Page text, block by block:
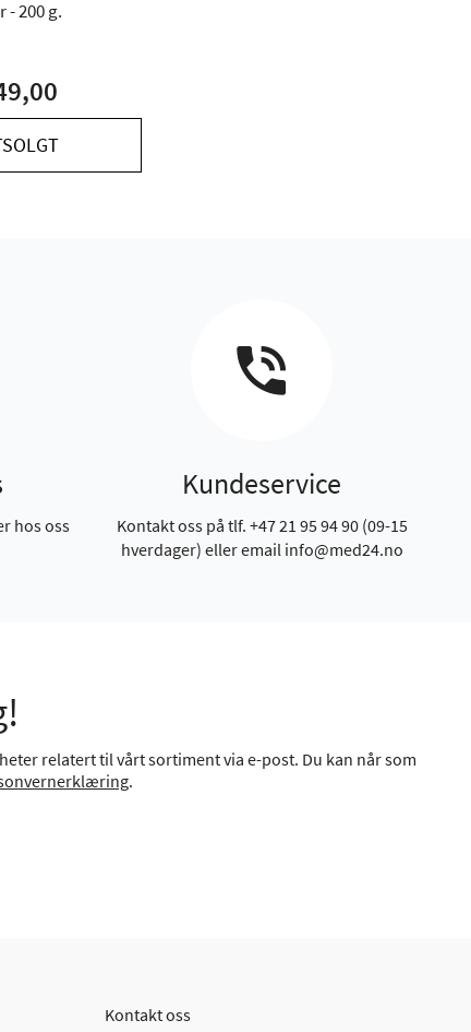
Cacao Powder - 200 g.
hos oss
Kundeservice
Kontakt oss på tlf. +47 21 95 94 90 (09-15
hverdager) eller email info@med24.no
relatert til vårt sortiment via e-post. Du kan når som
.
Kontakt oss